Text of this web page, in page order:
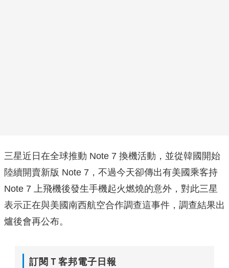
三星近日在全球推動 Note 7 換機活動，並從韓國開始
陸續開賣新版 Note 7，不過今天卻傳出有美國乘客持
Note 7 上飛機後發生手機起火燃燒的意外，對此三星
表示正在與美國南西航空合作調查這事件，調查結果出
爐後會再公布。
訂閱Ｔ客邦電子日報